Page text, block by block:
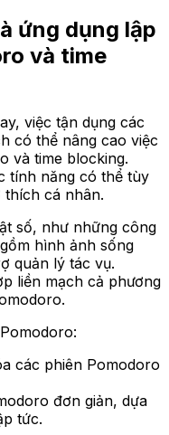
ứng dụng lập
và time
việc tận dụng các
có thể nâng cao việc
và time blocking.
tính năng có thể tùy
cá nhân.
số, như những công
hình ảnh sống
quản lý tác vụ.
liền mạch cả phương
các phiên Pomodoro
đơn giản, dựa
tức.